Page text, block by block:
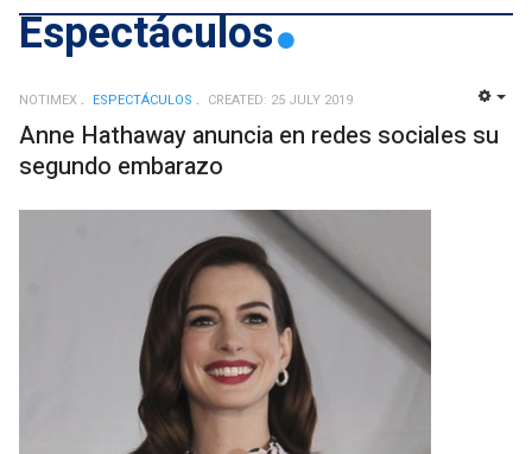
Espectáculos
NOTIMEX ESPECTÁCULOS CREATED: 25 JULY 2019
Anne Hathaway anuncia en redes sociales su
segundo embarazo